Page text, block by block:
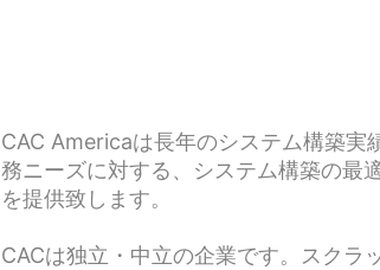
CAC Americaは長年のシステム構築実
務ニーズに対する、システム構築の最
を提供致します。
CACは独立・中立の企業です。スクラ